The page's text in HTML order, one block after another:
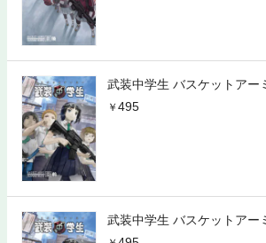
武装中学生 バスケットアー
495
武装中学生 バスケットアー